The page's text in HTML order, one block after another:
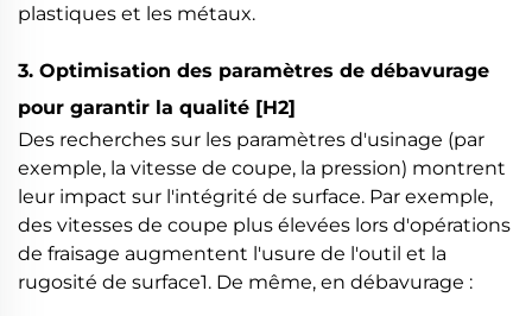
plastiques et les métaux.
3. Optimisation des paramètres de débavurage
pour garantir la qualité [H2]
Des recherches sur les paramètres d'usinage (par
exemple, la vitesse de coupe, la pression) montrent
leur impact sur l'intégrité de surface. Par exemple,
des vitesses de coupe plus élevées lors d'opérations
de fraisage augmentent l'usure de l'outil et la
rugosité de surface1. De même, en débavurage :